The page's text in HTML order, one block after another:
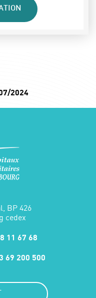
2024
BP 426
cedex
11 67 68
69 200 500